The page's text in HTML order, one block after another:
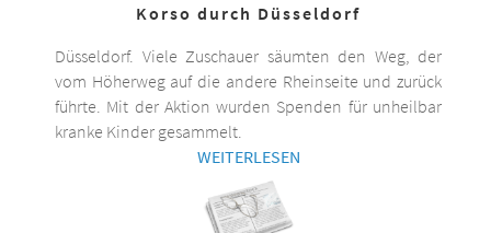
Korso durch Düsseldorf
Düsseldorf. Viele Zuschauer säumten den Weg, der
vom Höherweg auf die andere Rheinseite und zurück
führte. Mit der Aktion wurden Spenden für unheilbar
kranke Kinder gesammelt.
WEITERLESEN